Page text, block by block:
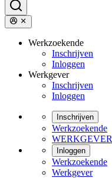
Werkzoekende
Inschrijven
Inloggen
Werkgever
Inschrijven
Inloggen
Inschrijven
Werkzoekende
WERKGEVER
Inloggen
Werkzoekende
Werkgever